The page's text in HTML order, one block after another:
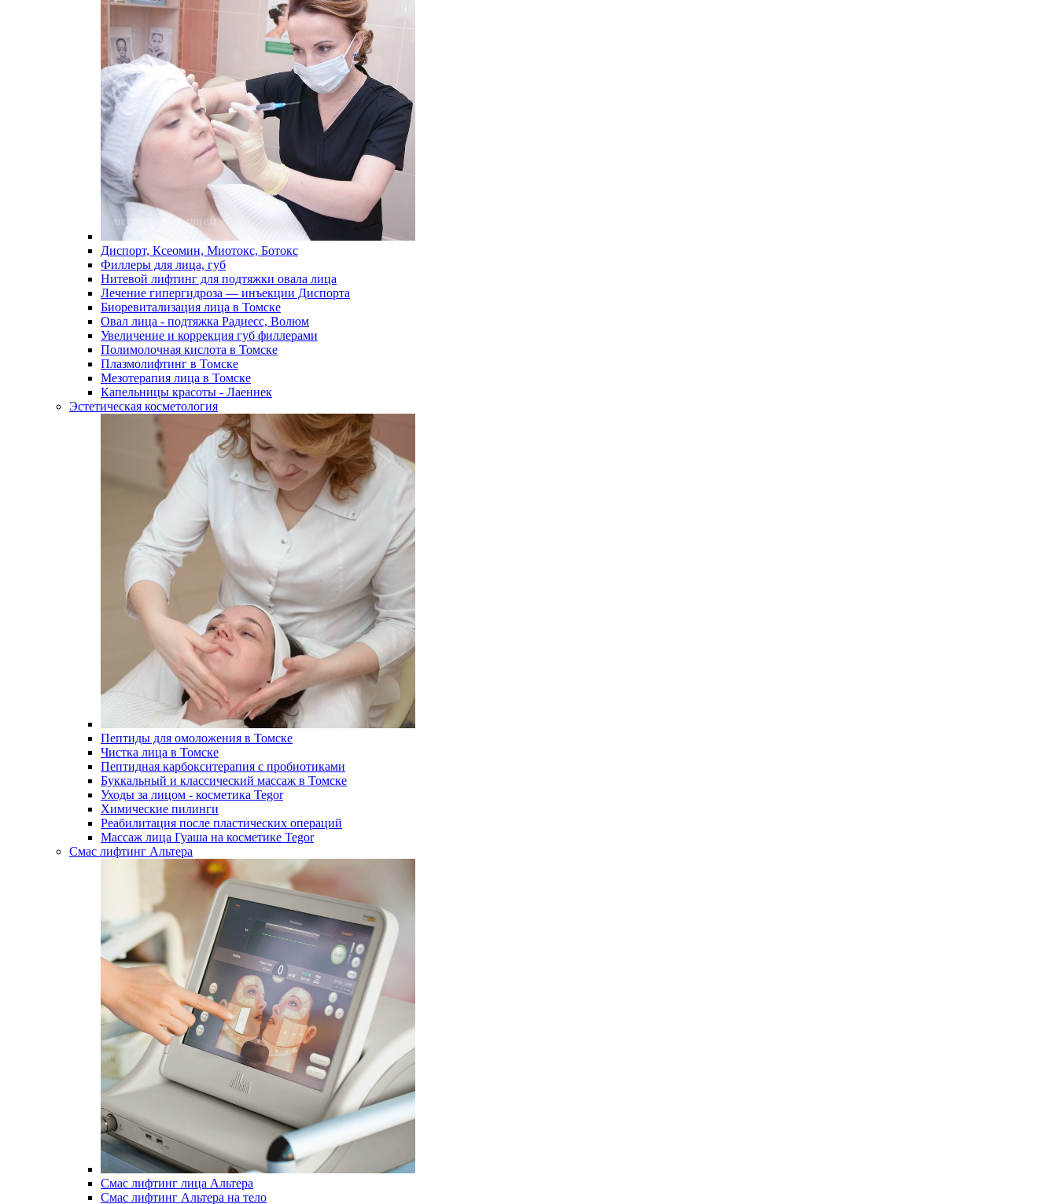
Диспорт, Ксеомин, Миотокс, Ботокс
Филлеры для лица, губ
Нитевой лифтинг для подтяжки овала лица
Лечение гипергидроза — инъекции Диспорта
Биоревитализация лица в Томске
Овал лица - подтяжка Радиесс, Волюм
Увеличение и коррекция губ филлерами
Полимолочная кислота в Томске
Плазмолифтинг в Томске
Мезотерапия лица в Томске
Капельницы красоты - Лаеннек
Эстетическая косметология
Пептиды для омоложения в Томске
Чистка лица в Томске
Пептидная карбокситерапия с пробиотиками
Буккальный и классический массаж в Томске
Уходы за лицом - косметика Tegor
Химические пилинги
Реабилитация после пластических операций
Массаж лица Гуаша на косметике Tegor
Смас лифтинг Альтера
Смас лифтинг лица Альтера
Смас лифтинг Альтера на тело